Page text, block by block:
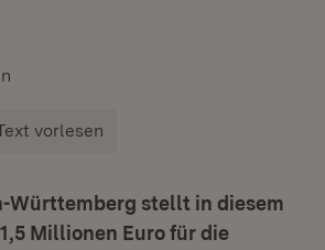
vorlesen
Württemberg stellt in diesem
Millionen Euro für die